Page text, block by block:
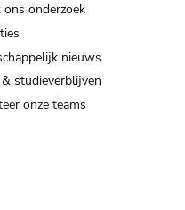
ons onderzoek
nieuws
studieverblijven
onze teams